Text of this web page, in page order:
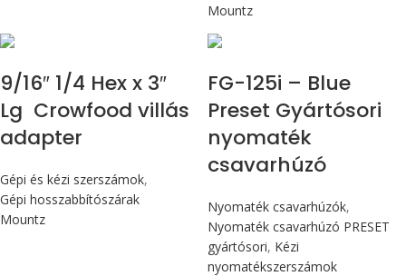
Mountz
9/16″ 1/4 Hex x 3″
Lg Crowfood villás
adapter
Gépi és kézi szerszámok,
Gépi hosszabbítószárak
Mountz
FG-125i – Blue
Preset Gyártósori
nyomaték
csavarhúzó
Nyomaték csavarhúzók,
Nyomaték csavarhúzó PRESET
gyártósori, Kézi
nyomatékszerszámok